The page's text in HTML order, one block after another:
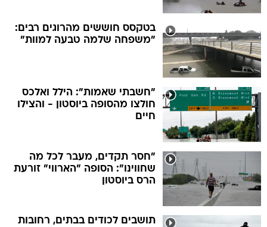
בטקסס חוששים מהרוגים רבים:
"משפחה שלמה טבעה למוות"
"חשבתי שאמות": הילל ואלכס
חולצו מהסופה ביוסטון - והצילו
חיים
"חסר תקדים, מעבר לכל מה
שחווינו": הסופה "הארווי" זורעת
הרס ביוסטון
תושבים לכודים בבתים, רחובות